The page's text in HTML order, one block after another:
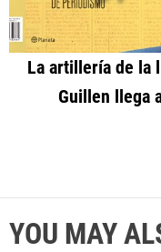
La artillería de la
Guillen llega
YOU MAY